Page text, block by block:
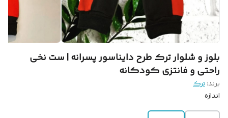
بلوز و شلوار ترک طرح دایناسور پسرانه | ست نخی
راحتی و فانتزی کودکانه
برند:ترک
اندازه